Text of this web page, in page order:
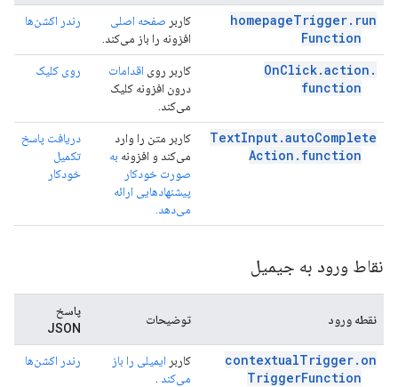
homepageTrigger. run
Function
کاربر صفحه اصلی
افزونه را باز می‌کند.
رندر اکشن‌ها
OnClick.action .
function
کاربر روی اقدامات
درون افزونه کلیک
می‌کند.
روی کلیک
TextInput.autoComplete
Action . function
کاربر متن را وارد
می‌کند و افزونه به
صورت خودکار
پیشنهادهایی ارائه
می‌دهد.
دریافت پاسخ
تکمیل
خودکار
نقاط ورود به جیمیل
نقطه ورود توضیحات
پاسخ
JSON
contextualTrigger. on
TriggerFunction
کاربر ایمیلی را باز
می‌کند
رندر اکشن‌ها